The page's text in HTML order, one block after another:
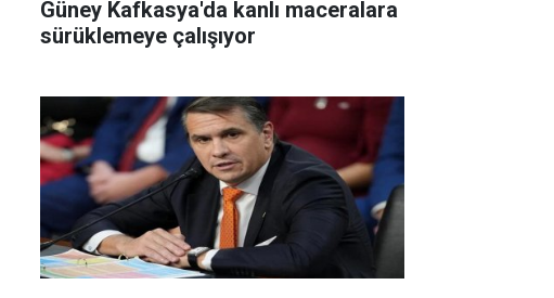
Güney Kafkasya'da kanlı maceralara
sürüklemeye çalışıyor